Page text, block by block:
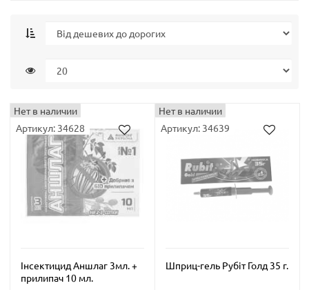
Нет в наличии
Артикул: 34628
Інсектицид Аншлаг 3мл. +
прилипач 10 мл.
Нет в наличии
Артикул: 34639
Шприц-гель Рубіт Голд 35 г.